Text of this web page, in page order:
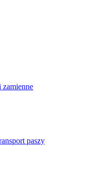
zamienne
paszy